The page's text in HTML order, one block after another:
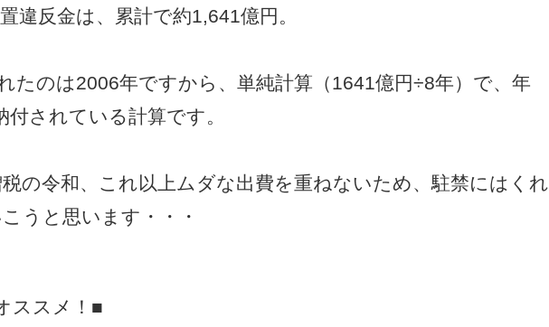
違反金は、累計で約1,641億円。
たのは2006年ですから、単純計算（1641億円÷8年）で、年
されている計算です。
の令和、これ以上ムダな出費を重ねないため、駐禁にはくれ
うと思います・・・
ススメ！■